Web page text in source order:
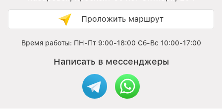
Проложить маршрут
Время работы: ПН-Пт 9:00-18:00 Сб-Вс 10:00-17:00
Написать в мессенджеры